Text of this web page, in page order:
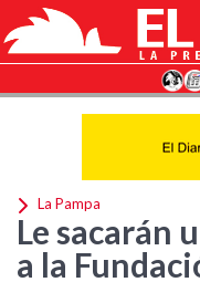
La Pampa
Le sacarán
a la